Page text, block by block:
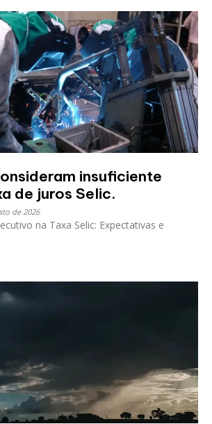
insuficiente
de juros Selic.
de 2026
na Taxa Selic: Expectativas e